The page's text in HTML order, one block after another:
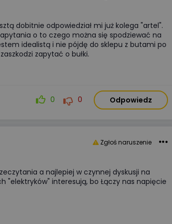
dobitnie odpowiedział mi już kolega "artel".
o to czego można się spodziewać na
idealistą i nie pójdę do sklepu z butami po
zapytać o bułki.
0 0 Odpowiedz
Zgłoś naruszenie
a najlepiej w czynnej dyskusji na
"elektryków" interesują, bo Łączy nas napięcie
się koniecznością ekonomiczną.
parametry akumulatorów,
porównujemy systemy
niskonapięciowe
z wysokonapięciowymi oraz
o bezawaryjnej pracy instalacji przez
długie lata.